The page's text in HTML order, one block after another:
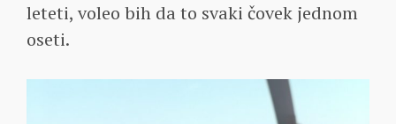
leteti, voleo bih da to svaki čovek jednom
oseti.